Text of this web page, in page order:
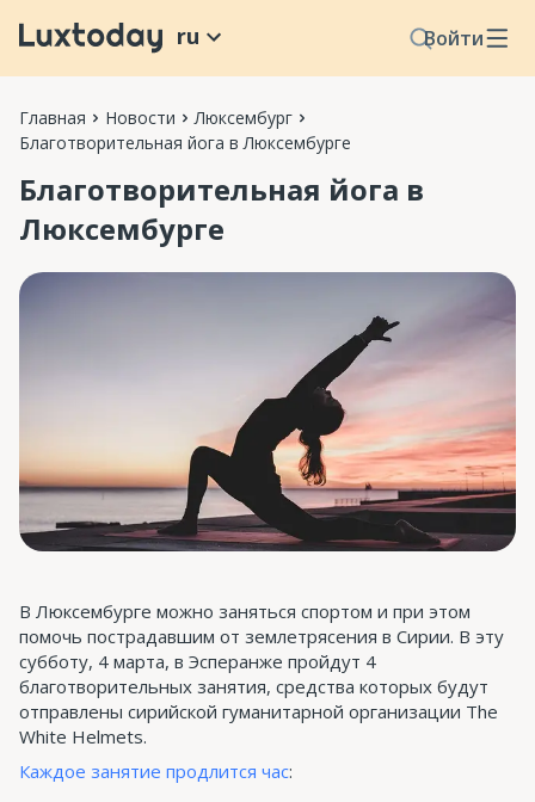
Войти
ru
Главная Новости
Люксембург
Благотворительная йога в Люксембурге
Благотворительная йога в
Люксембурге
В Люксембурге можно заняться спортом и при этом
помочь пострадавшим от землетрясения в Сирии. В эту
субботу, 4 марта, в Эсперанже пройдут 4
благотворительных занятия, средства которых будут
отправлены сирийской гуманитарной организации The
White Helmets.
Каждое занятие продлится час: